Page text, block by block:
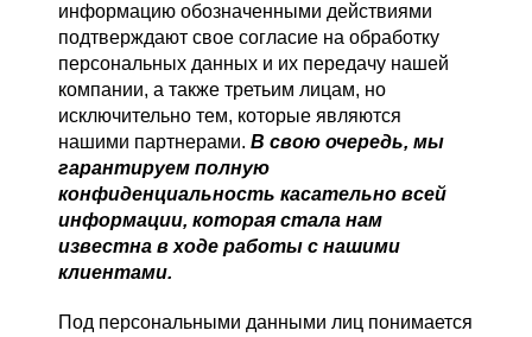
информацию обозначенными действиями
подтверждают свое согласие на обработку
персональных данных и их передачу нашей
компании, а также третьим лицам, но
исключительно тем, которые являются
нашими партнерами. В свою очередь, мы
гарантируем полную
конфиденциальность касательно всей
информации, которая стала нам
известна в ходе работы с нашими
клиентами.
Под персональными данными лиц понимается